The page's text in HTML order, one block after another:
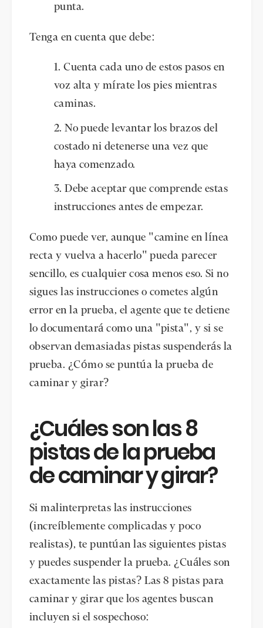
punta.
Tenga en cuenta que debe:
Cuenta cada uno de estos pasos en
voz alta y mírate los pies mientras
caminas.
No puede levantar los brazos del
costado ni detenerse una vez que
haya comenzado.
Debe aceptar que comprende estas
instrucciones antes de empezar.
Como puede ver, aunque "camine en línea
recta y vuelva a hacerlo" pueda parecer
sencillo, es cualquier cosa menos eso. Si no
sigues las instrucciones o cometes algún
error en la prueba, el agente que te detiene
lo documentará como una "pista", y si se
observan demasiadas pistas suspenderás la
prueba. ¿Cómo se puntúa la prueba de
caminar y girar?
¿Cuáles son las 8
pistas de la prueba
de caminar y girar?
Si malinterpretas las instrucciones
(increíblemente complicadas y poco
realistas), te puntúan las siguientes pistas
y puedes suspender la prueba. ¿Cuáles son
exactamente las pistas? Las 8 pistas para
caminar y girar que los agentes buscan
incluyen si el sospechoso: